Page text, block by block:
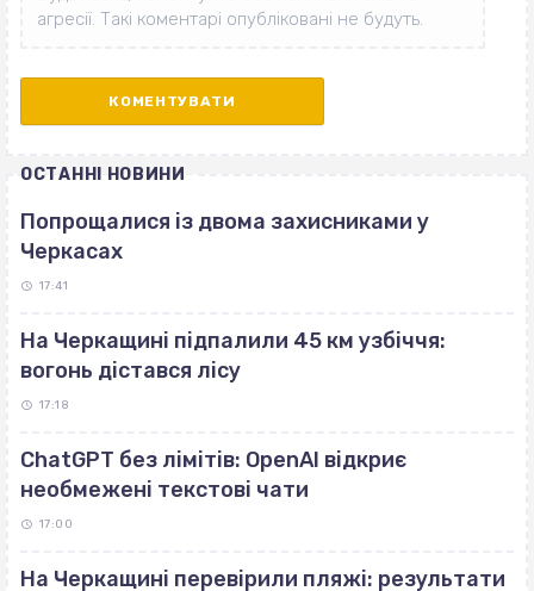
ОСТАННІ НОВИНИ
Попрощалися із двома захисниками у
Черкасах
17:41
На Черкащині підпалили 45 км узбіччя:
вогонь дістався лісу
17:18
ChatGPT без лімітів: OpenAI відкриє
необмежені текстові чати
17:00
На Черкащині перевірили пляжі: результати